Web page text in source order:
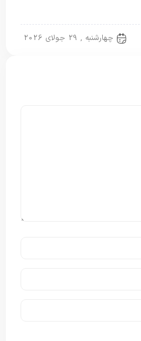
چهارشنبه , 29 جولای 2026